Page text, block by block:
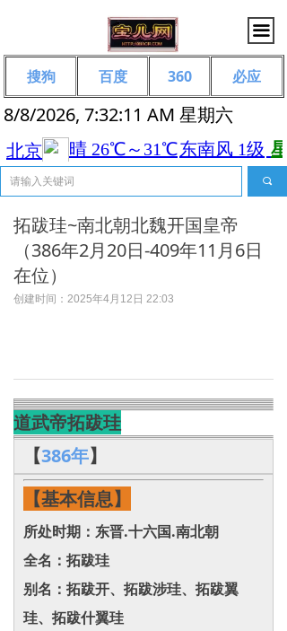
끀
8/8/2026, 7:32:12 AM 星期六
끠
搜狗 百度 360 必应
拓跋珪~南北朝北魏开国皇帝
（386年2月20日-409年11月6日
在位）
创建时间： 2025年4月12日 22:03
道武帝拓跋珪
【386年】
【基本信息】
所处时期：东晋.十六国.南北朝
全名：拓跋珪
别名：拓跋开、拓跋涉珪、拓跋翼
珪、拓跋什翼珪